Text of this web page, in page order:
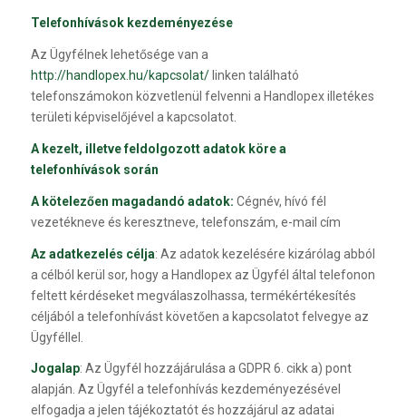
Telefonhívások kezdeményezése
Az Ügyfélnek lehetősége van a
http://handlopex.hu/kapcsolat/linken található
telefonszámokon közvetlenül felvenni a Handlopex illetékes
területi képviselőjével a kapcsolatot.
A kezelt, illetve feldolgozott adatok köre a
telefonhívások során
A kötelezően magadandó adatok: Cégnév, hívó fél
vezetékneve és keresztneve, telefonszám, e-mail cím
Az adatkezelés célja: Az adatok kezelésére kizárólag abból
a célból kerül sor, hogy a Handlopex az Ügyfél által telefonon
feltett kérdéseket megválaszolhassa, termékértékesítés
céljából a telefonhívást követően a kapcsolatot felvegye az
Ügyféllel.
Jogalap: Az Ügyfél hozzájárulása a GDPR 6. cikk a) pont
alapján. Az Ügyfél a telefonhívás kezdeményezésével
elfogadja a jelen tájékoztatót és hozzájárul az adatai